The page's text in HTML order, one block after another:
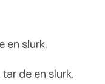
en slurk.
de en slurk.